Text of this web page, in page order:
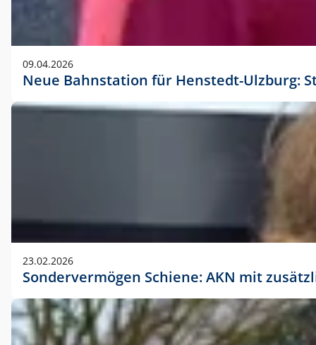
09.04.2026
Neue Bahnstation für Henstedt-Ulzburg:
23.02.2026
Sondervermögen Schiene: AKN mit